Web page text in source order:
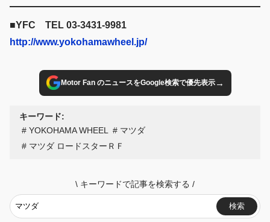
■YFC TEL 03-3431-9981
http://www.yokohamawheel.jp/
Motor Fan のニュースをGoogle検索で優先表示→
キーワード:
YOKOHAMA WHEEL
マツダ
マツダ ロードスターＲＦ
\ キーワードで記事を検索する /
検索